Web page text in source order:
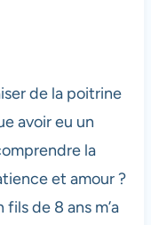
de la poitrine
avoir eu un
la
et amour ?
de 8 ans m’a